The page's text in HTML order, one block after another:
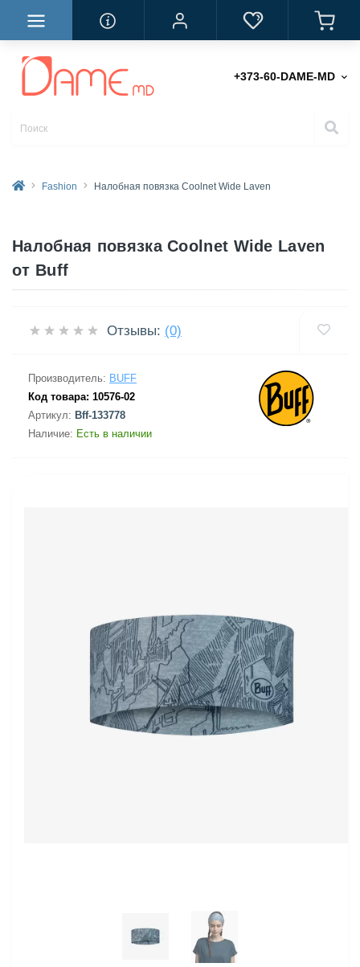
+373-60-DAME-MD
Fashion Налобная повязка Coolnet Wide Laven
Налобная повязка Coolnet Wide Laven
от Buff
Отзывы: (0)
Производитель: BUFF
Код товара: 10576-02
Артикул: Bff-133778
Наличие: Есть в наличии